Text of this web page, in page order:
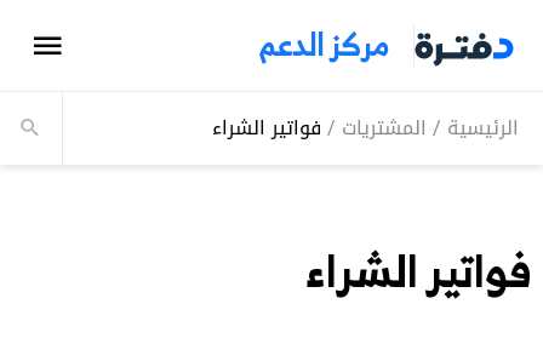
مركز الدعم
الرئيسية / المشتريات /فواتير الشراء
فواتير الشراء